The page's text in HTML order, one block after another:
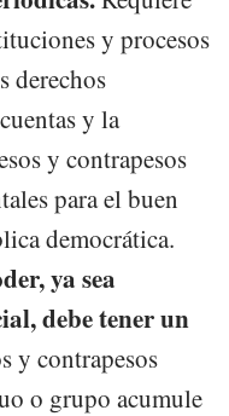
y procesos
derechos
y la
y contrapesos
para el buen
democrática.
ya sea
debe tener un
y contrapesos
o grupo acumule